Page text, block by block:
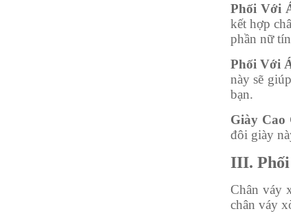
Phối Với
kết hợp
phần nữ
Phối Với
này sẽ
bạn.
Giày Cao
đôi giày
III. Phối
Chân váy
chân váy